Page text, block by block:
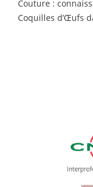
Couture :
Coquilles d’Œufs